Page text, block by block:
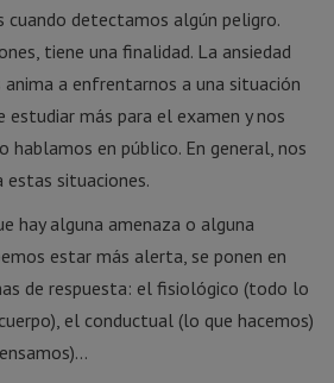
cuando detectamos algún peligro.
tiene una finalidad. La ansiedad
a enfrentarnos a una situación
estudiar más para el examen y nos
hablamos en público. En general, nos
estas situaciones.
hay alguna amenaza o alguna
estar más alerta, se ponen en
de respuesta: el fisiológico (todo lo
el conductual (lo que hacemos)